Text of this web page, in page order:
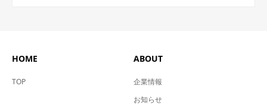
HOME
TOP
ABOUT
企業情報
お知らせ